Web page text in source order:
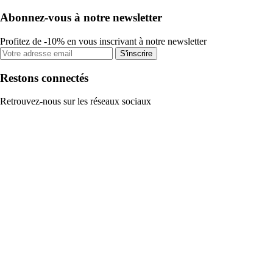
Abonnez-vous à notre newsletter
Profitez de -10% en vous inscrivant à notre newsletter
S'inscrire
Restons connectés
Retrouvez-nous sur les réseaux sociaux